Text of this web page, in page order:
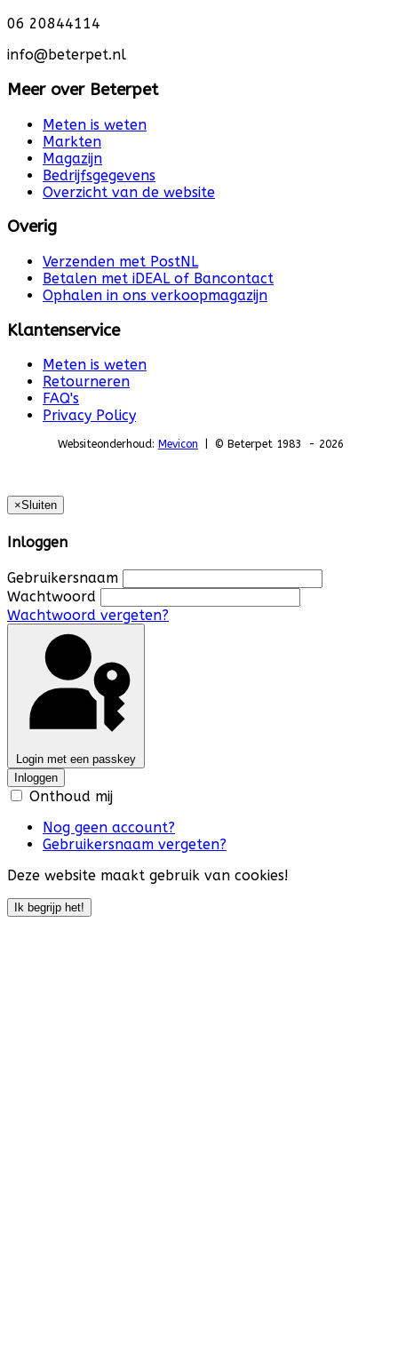
06 20844114
info@beterpet.nl
Meer over Beterpet
Meten is weten
Markten
Magazijn
Bedrijfsgegevens
Overzicht van de website
Overig
Verzenden met PostNL
Betalen met iDEAL of Bancontact
Ophalen in ons verkoopmagazijn
Klantenservice
Meten is weten
Retourneren
FAQ's
Privacy Policy
Websiteonderhoud: Mevicon | © Beterpet 1983 - 2026
×Sluiten
Inloggen
Gebruikersnaam
Wachtwoord
Wachtwoord vergeten?
Login met een passkey
Inloggen
Onthoud mij
Nog geen account?
Gebruikersnaam vergeten?
Deze website maakt gebruik van cookies!
Ik begrijp het!